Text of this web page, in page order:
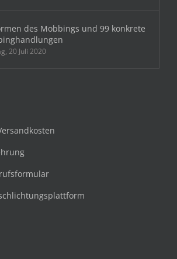
des Mobbings und 99 konkrete
20 Juli 2020